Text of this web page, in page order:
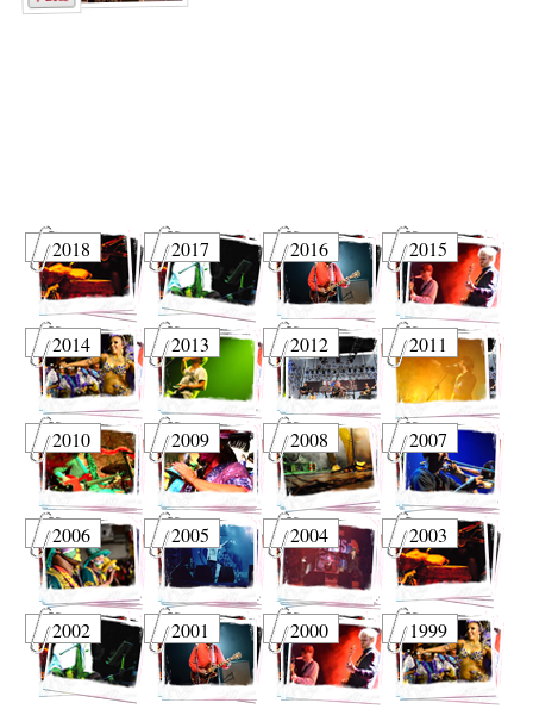
2018 2017 2016 2015
2014 2013 2012 2011
2010 2009 2008 2007
2006 2005 2004 2003
2002 2001 2000 1999